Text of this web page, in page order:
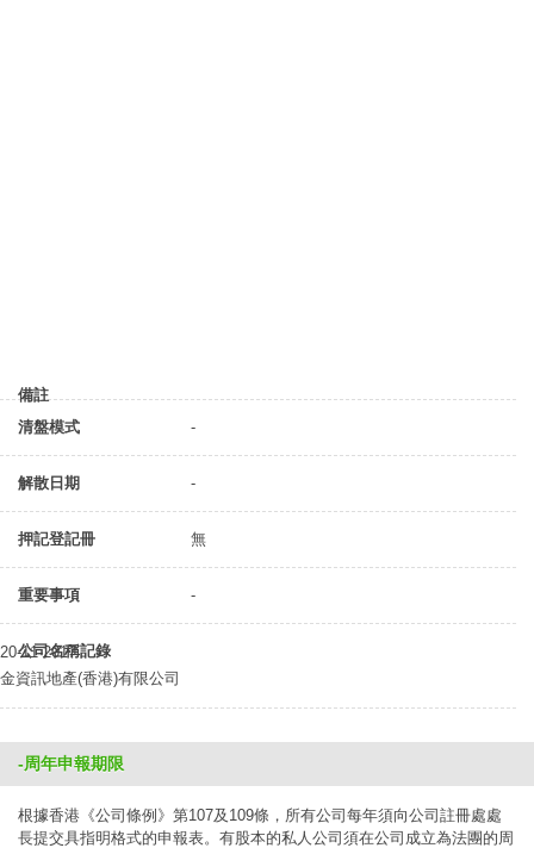
備註
清盤模式
-
解散日期 -
押記登記冊 無
重要事項 -
公司名稱記錄
20-11-2017
金資訊地產(香港)有限公司
-周年申報期限
根據香港《公司條例》第107及109條，所有公司每年須向公司註冊處處
長提交具指明格式的申報表。有股本的私人公司須在公司成立為法團的周